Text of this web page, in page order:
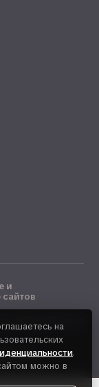
и
ЖБИ в Москве
на
.
можно в